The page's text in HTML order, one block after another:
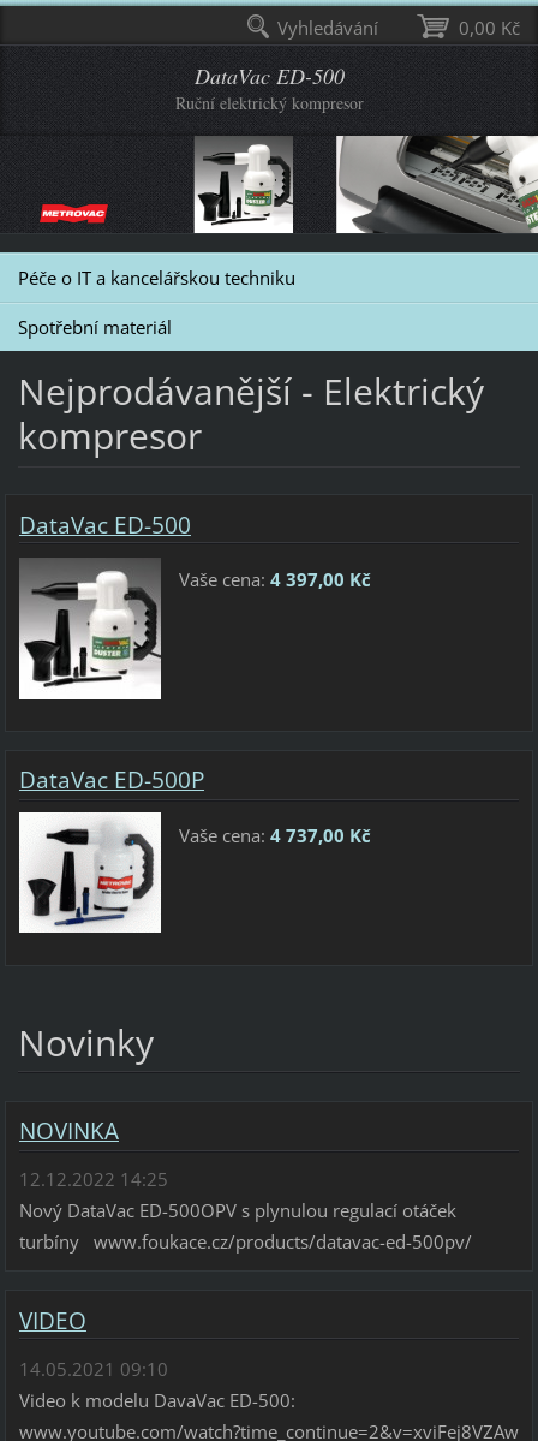
DataVac ED-500
Ruční elektrický kompresor
Péče o IT a kancelářskou techniku
Spotřební materiál
Nejprodávanější - Elektrický
kompresor
DataVac ED-500
Vaše cena: 4 397,00 Kč
DataVac ED-500P
Vaše cena: 4 737,00 Kč
Novinky
NOVINKA
12.12.2022 14:25
Nový DataVac ED-500OPV s plynulou regulací otáček
turbíny www.foukace.cz/products/datavac-ed-500pv/
VIDEO
14.05.2021 09:10
Video k modelu DavaVac ED-500:
www.youtube.com/watch?time_continue=2&v=xviFej8VZAw
0,00 Kč
Vyhledávání